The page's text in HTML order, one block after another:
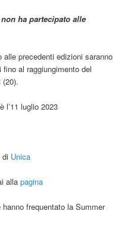
ha partecipato alle
precedenti edizioni saranno
al raggiungimento del
(20).
l’11 luglio 2023
di Unica
allapagina
frequentato la Summer